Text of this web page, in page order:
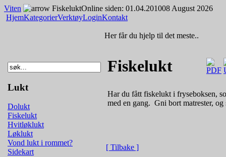
Viten FiskeluktOnline siden: 01.04.201008 August 2026
HjemKategorierVerktøyLoginKontakt
Lukt
Dolukt
Fiskelukt
Hvitløklukt
Løklukt
Vond lukt i rommet?
Sidekart
Her får du hjelp til det meste..
Fiskelukt
Har du fått fiskelukt i fryseboksen,
med en gang. ­ Gni bort matrester,
[ Tilbake ]